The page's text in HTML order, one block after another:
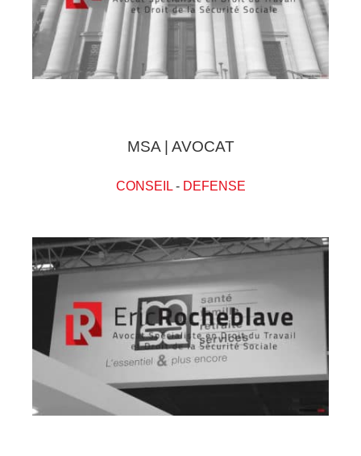
MSA | AVOCAT
CONSEIL- DEFENSE